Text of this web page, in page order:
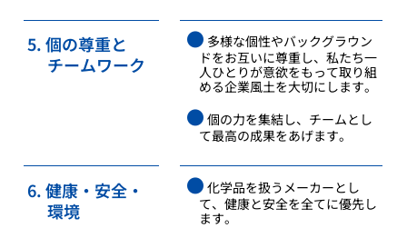
5. 個の尊重と
チームワーク
● 多様な個性やバックグラウン
ドをお互いに尊重し、私たち一
人ひとりが意欲をもって取り組
める企業風土を大切にします。
● 個の力を集結し、チームとし
て最高の成果をあげます。
6. 健康・安全・
環境
● 化学品を扱うメーカーとし
て、健康と安全を全てに優先し
ます。